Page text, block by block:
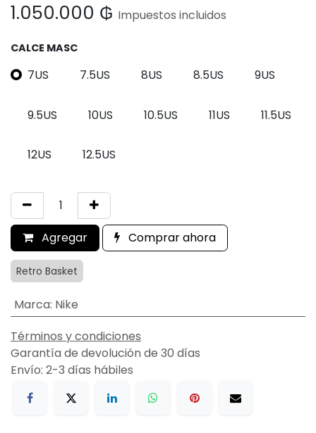
1.050.000 ₲ Impuestos incluidos
CALCE MASC
7US 7.5US 8US 8.5US 9US
9.5US 10US 10.5US 11US 11.5US
12US 12.5US
Agregar Comprar ahora
Retro Basket
Marca: Nike
Términos y condiciones
Garantía de devolución de 30 días
Envío: 2-3 días hábiles